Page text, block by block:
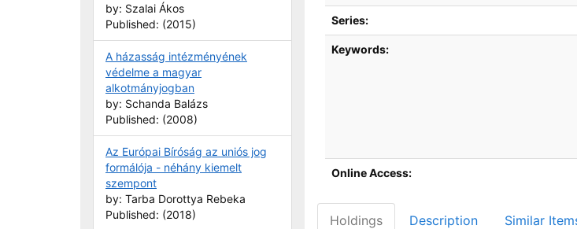
Series:
Keywords:
Online Access:
Holdings Description Similar
by: Szalai Ákos
Published: (2015)
A házasság intézményének
védelme a magyar
alkotmányjogban
by: Schanda Balázs
Published: (2008)
Az Európai Bíróság az uniós jog
formálója - néhány kiemelt
szempont
by: Tarba Dorottya Rebeka
Published: (2018)